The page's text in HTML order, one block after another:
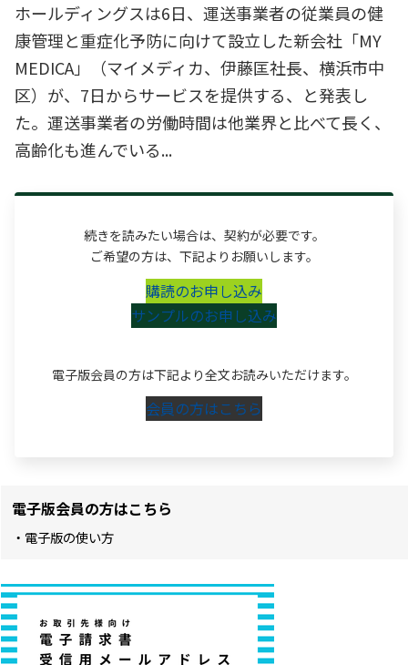
ホールディングスは6日、運送事業者の従業員の健
康管理と重症化予防に向けて設立した新会社「MY
MEDICA」（マイメディカ、伊藤匡社長、横浜市中
区）が、7日からサービスを提供する、と発表し
た。運送事業者の労働時間は他業界と比べて長く、
高齢化も進んでいる...
続きを読みたい場合は、契約が必要です。
ご希望の方は、下記よりお願いします。
購読のお申し込み
サンプルのお申し込み
電子版会員の方は下記より全文お読みいただけます。
会員の方はこちら
電子版会員の方はこちら
・電子版の使い方